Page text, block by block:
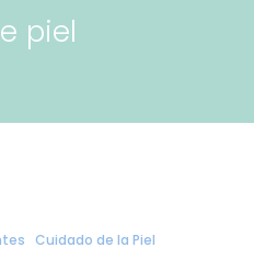
piel
Cuidado de la Piel